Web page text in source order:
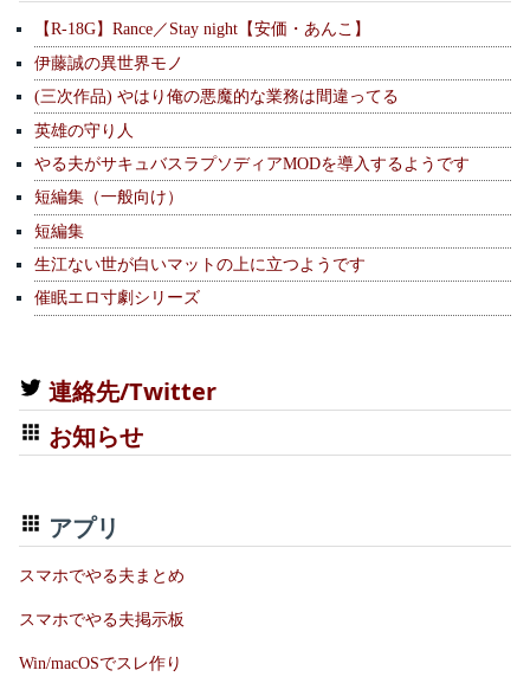
【R-18G】Rance／Stay night【安価・あんこ】
伊藤誠の異世界モノ
(三次作品) やはり俺の悪魔的な業務は間違ってる
英雄の守り人
やる夫がサキュバスラプソディアMODを導入するようです
短編集（一般向け）
短編集
生江ない世が白いマットの上に立つようです
催眠エロ寸劇シリーズ
連絡先/Twitter
お知らせ
アプリ
スマホでやる夫まとめ
スマホでやる夫掲示板
Win/macOSでスレ作り